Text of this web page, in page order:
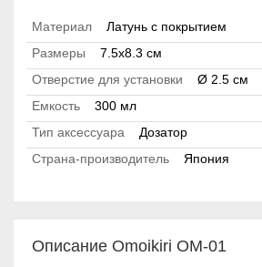
Материал
Латунь с покрытием
Размеры
7.5x8.3 см
Отверстие для установки
Ø 2.5 см
Емкость
300 мл
Тип аксессуара
Дозатор
Страна-производитель
Япония
Описание Omoikiri OM-01